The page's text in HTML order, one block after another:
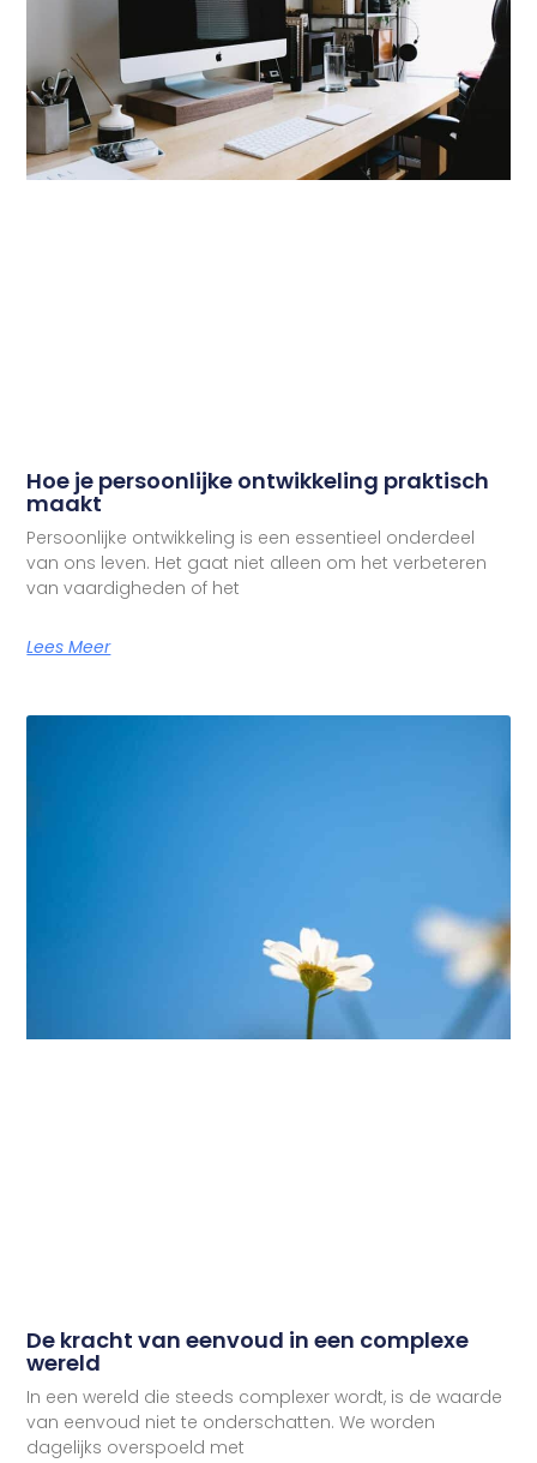
Hoe je persoonlijke ontwikkeling praktisch
maakt
Persoonlijke ontwikkeling is een essentieel onderdeel
van ons leven. Het gaat niet alleen om het verbeteren
van vaardigheden of het
Lees Meer
De kracht van eenvoud in een complexe
wereld
In een wereld die steeds complexer wordt, is de waarde
van eenvoud niet te onderschatten. We worden
dagelijks overspoeld met